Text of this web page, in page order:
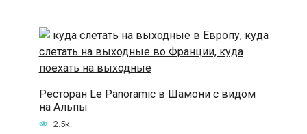
Ресторан Le Panoramic в Шамони с видом
на Альпы
2.5к.